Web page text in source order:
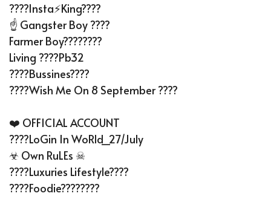
????Insta⚡King????
☝️ Gangster Boy ????
Farmer Boy????????
Living ????Pb32
????Bussines????
????Wish Me On 8 September ????
❤️ OFFICIAL ACCOUNT
????LoGin In WoRld_27/July
☣ Own RuLEs ☠
????Luxuries Lifestyle????
????Foodie????????